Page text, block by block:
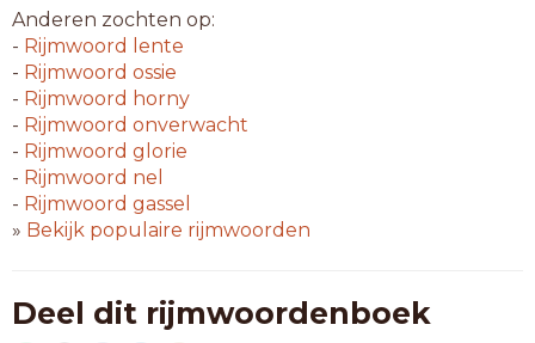
heavy
husky
inzie
jazzy
kinky
lolly
nimby
oblie
omzie
penny
proxy
Anderen zochten op:
- Rijmwoord
lente
- Rijmwoord ossie
- Rijmwoord horny
- Rijmwoord onverwacht
- Rijmwoord glorie
- Rijmwoord nel
- Rijmwoord gassel
» Bekijk populaire rijmwoorden
Deel dit rijmwoordenboek